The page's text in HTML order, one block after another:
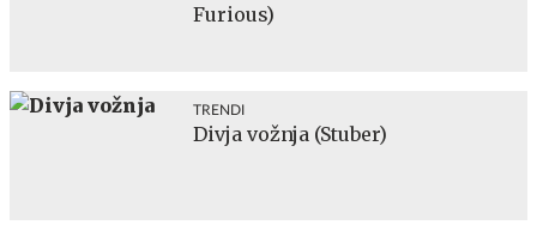
Furious)
TRENDI
Divja vožnja (Stuber)